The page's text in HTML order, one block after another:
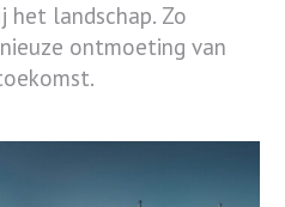
het landschap. Zo
ontmoeting van